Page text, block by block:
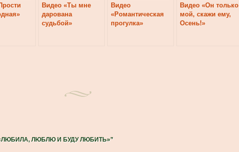
Видео «Ты мне
дарована
судьбой»
Видео
«Романтическая
прогулка»
Видео «Он только
мой, скажи ему,
Осень!»
ЛЮБЛЮ И БУДУ ЛЮБИТЬ»”